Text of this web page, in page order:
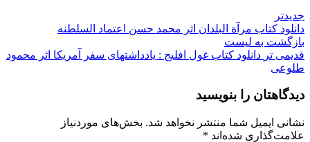
جدیدتر
دانلود کتاب مرآة البلدان اثر محمد حسن اعتماد السلطنه
بازگشت به لیست
قدیمی تر دانلود کتاب غول افلیج : یادداشتهای سفر آمریکا اثر محمود
طلوعی
دیدگاهتان را بنویسید
نشانی ایمیل شما منتشر نخواهد شد. بخش‌های موردنیاز
علامت‌گذاری شده‌اند *